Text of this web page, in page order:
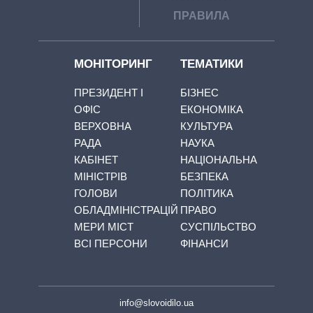
ПРАВИЛА
МОНІТОРИНГ
ПРЕЗИДЕНТ І
ОФІС
ВЕРХОВНА
РАДА
КАБІНЕТ
МІНІСТРІВ
ГОЛОВИ
ОБЛАДМІНІСТРАЦІЙ
МЕРИ МІСТ
ВСІ ПЕРСОНИ
ТЕМАТИКИ
БІЗНЕС
ЕКОНОМІКА
КУЛЬТУРА
НАУКА
НАЦІОНАЛЬНА
БЕЗПЕКА
ПОЛІТИКА
ПРАВО
СУСПІЛЬСТВО
ФІНАНСИ
info@slovoidilo.ua